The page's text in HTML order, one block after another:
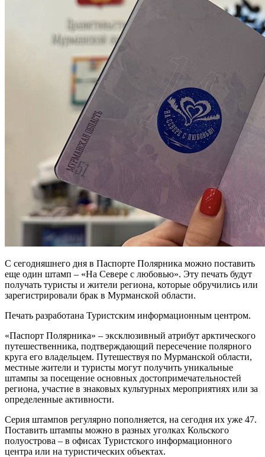
С сегодняшнего дня в Паспорте Полярника можно поставить
еще один штамп – «На Севере с любовью». Эту печать будут
получать туристы и жители региона, которые обручились или
зарегистрировали брак в Мурманской области.
Печать разработана Туристским информационным центром.
«Паспорт Полярника» – эксклюзивный атрибут арктического
путешественника, подтверждающий пересечение полярного
круга его владельцем. Путешествуя по Мурманской области,
местные жители и туристы могут получить уникальные
штампы за посещение основных достопримечательностей
региона, участие в знаковых культурных мероприятиях или за
определенные активности.
Серия штампов регулярно пополняется, на сегодня их уже 47.
Поставить штампы можно в разных уголках Кольского
полуострова – в офисах Туристского информационного
центра или на туристических объектах.